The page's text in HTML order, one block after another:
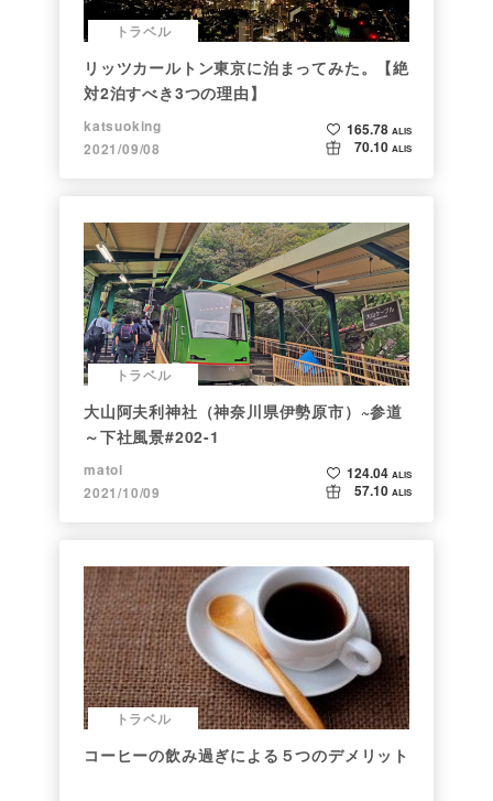
トラベル
リッツカールトン東京に泊まってみた。【絶
対2泊すべき3つの理由】
katsuoking
2021/09/08
165.78 ALIS
70.10 ALIS
トラベル
大山阿夫利神社（神奈川県伊勢原市）~参道
～下社風景#202-1
matol
2021/10/09
124.04 ALIS
57.10 ALIS
トラベル
コーヒーの飲み過ぎによる５つのデメリット